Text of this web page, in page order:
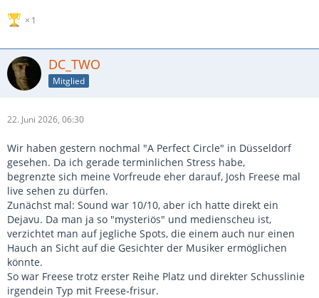
1
DC_TWO
Mitglied
22. Juni 2026, 06:30
Wir haben gestern nochmal "A Perfect Circle" in Düsseldorf
gesehen. Da ich gerade terminlichen Stress habe,
begrenzte sich meine Vorfreude eher darauf, Josh Freese mal
live sehen zu dürfen.
Zunächst mal: Sound war 10/10, aber ich hatte direkt ein
Dejavu. Da man ja so "mysteriös" und medienscheu ist,
verzichtet man auf jegliche Spots, die einem auch nur einen
Hauch an Sicht auf die Gesichter der Musiker ermöglichen
könnte.
So war Freese trotz erster Reihe Platz und direkter Schusslinie
irgendein Typ mit Freese-frisur.